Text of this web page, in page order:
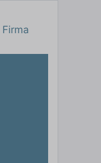
Firma